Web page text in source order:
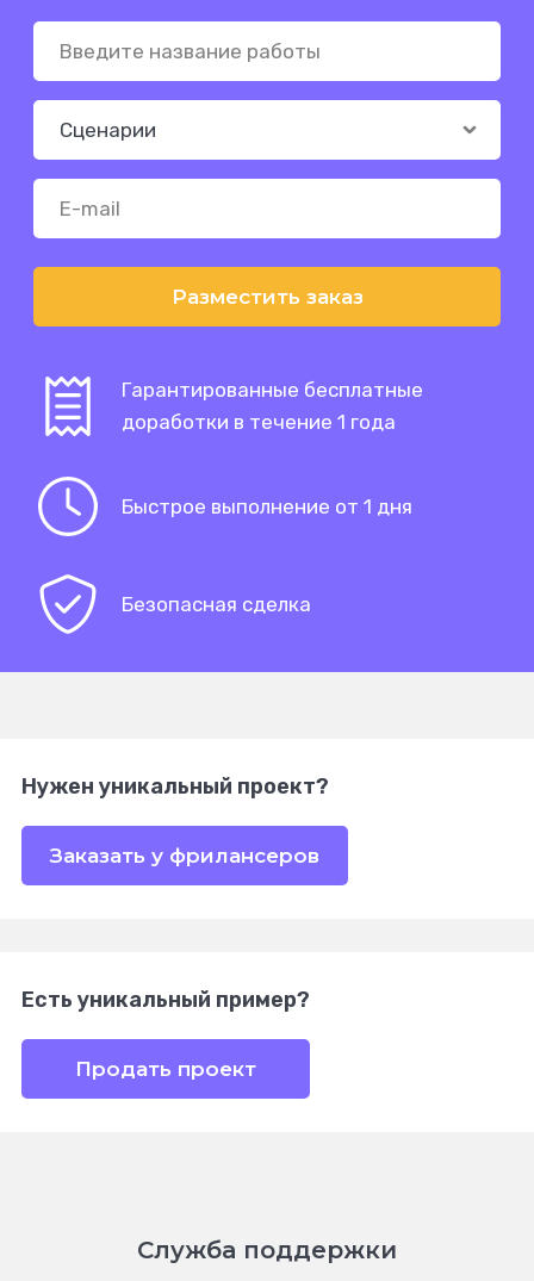
Разместить заказ
Гарантированные бесплатные
доработки в течение 1 года
Быстрое выполнение от 1 дня
Безопасная сделка
Нужен уникальный проект?
Заказать у фрилансеров
Есть уникальный пример?
Продать проект
Служба поддержки